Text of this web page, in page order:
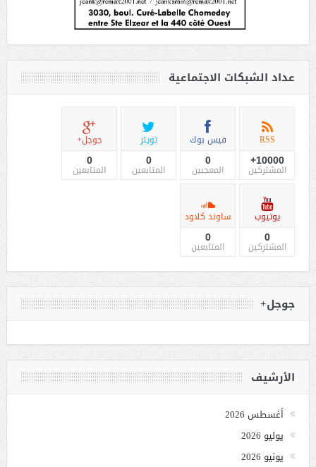
عداد الشبكات الاجتماعية
RSS
10000+
المشتركين
فيس بوك
0
المعجبين
تويتر
0
المتابعين
جوجل+
0
المتابعين
يوتيوب
0
المشتركين
ساوند كلاود
0
المتابعين
جوجل+
الأرشيف
أغسطس 2026
يوليو 2026
يونيو 2026